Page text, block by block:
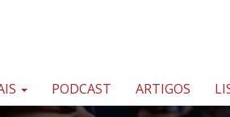
PODCAST ARTIGOS